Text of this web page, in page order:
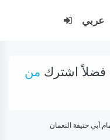
عربي
فضلاً اشترك من
أبي حنيفة النعمان